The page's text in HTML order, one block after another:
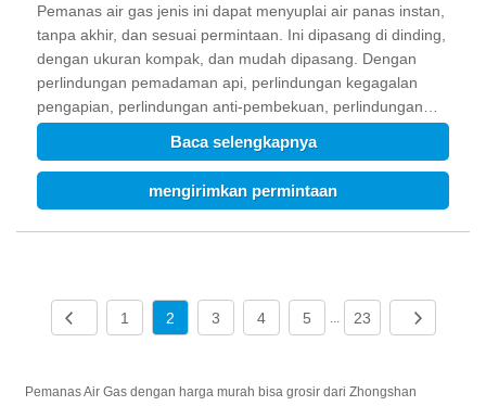
Pemanas air gas jenis ini dapat menyuplai air panas instan,
tanpa akhir, dan sesuai permintaan. Ini dipasang di dinding,
dengan ukuran kompak, dan mudah dipasang. Dengan
perlindungan pemadaman api, perlindungan kegagalan
pengapian, perlindungan anti-pembekuan, perlindungan
panas berlebih, dll. dapat menjamin keselamatan keluarga.
Suhu Konstan 10L 12L 16L 18L Tipe Buang Panel LCD
Terpasang Di Dinding LPG Instan Tanpa Tangki Air Panas
Alami Gas Geyser untuk Mandi
Baca selengkapnya
mengirimkan permintaan
1 2 3 4 5 23
Pemanas Air Gas dengan harga murah bisa grosir dari Zhongshan